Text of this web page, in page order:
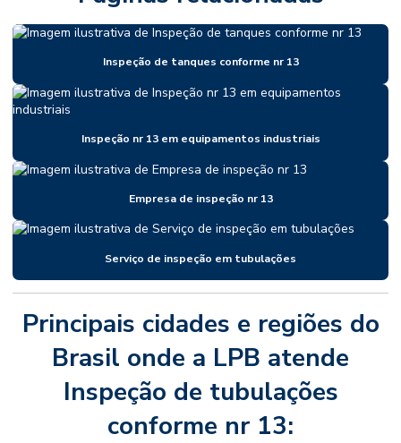
Inspeção de tanques conforme nr 13
Inspeção nr 13 em equipamentos industriais
Empresa de inspeção nr 13
Serviço de inspeção em tubulações
Principais cidades e regiões do
Brasil onde a LPB atende
Inspeção de tubulações
conforme nr 13: